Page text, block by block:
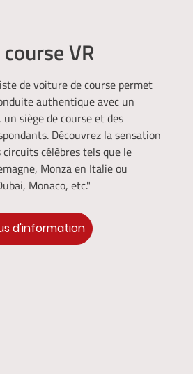
VR
de voiture de course permet
authentique avec un
siège de course et des
Découvrez la sensation
célèbres tels que le
Monza en Italie ou
Monaco, etc."
d'information